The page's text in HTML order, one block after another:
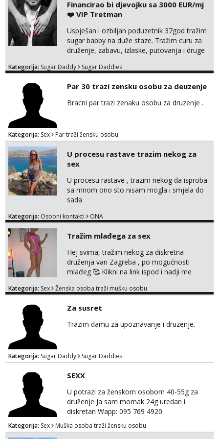
tel:0,93€ - mob:1,12€ min
Čekam tvoj poziv!
Tel:064/677-677 - Kod: #142
Financirao bi djevojku sa 3000 EUR/mj
❤️ VIP Tretman
Uspješan i ozbiljan poduzetnik 37god tražim
sugar babby na duže staze. Tražim curu za
druženje, zabavu, izlaske, putovanja i druge
otvorena, komunikativna, zgodna i atraktivna
markodalic37@gmail.com
Kategorija: Sugar Daddy Sugar Daddies
Par 30 trazi zensku osobu za deuzenje
Bracni par trazi zenaku osobu za druzenje .
Kategorija: Sex Par traži žensku osobu
U procesu rastave trazim nekog za
sex
U procesu rastave , trazim nekog da isproba
sa mnom ono sto nisam mogla i smjela do
sada
Kategorija: Osobni kontakti ONA
Tražim mlađega za sex
Hej svima, tražim nekog za diskretna
druženja van Zagreba , po mogućnosti
mlađeg 🥰 Klikni na link ispod i nadji me
Kategorija: Sex Ženska osoba traži mušku osobu
Za susret
Trazim damu za upoznavanje i druzenje.
Kategorija: Sugar Daddy Sugar Daddies
SEXX
U potrazi za ženskom osobom 40-55g za
druženje Ja sam momak 24g uredan i
diskretan Wapp: 095 769 4920
Kategorija: Sex Muška osoba traži žensku osobu